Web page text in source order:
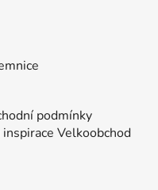
podmínky
Velkoobchod